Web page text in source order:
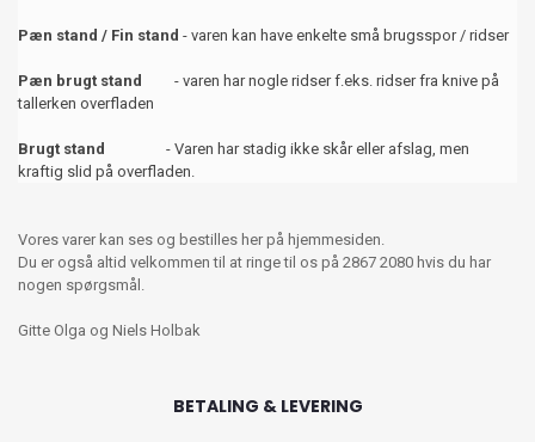
Pæn stand / Fin stand - varen kan have enkelte små brugsspor / ridser
Pæn brugt stand
- varen har nogle ridser f.eks. ridser fra knive på
tallerken overfladen
Brugt stand
- Varen har stadig ikke skår eller afslag, men
kraftig slid på overfladen.
Vores varer kan ses og bestilles her på hjemmesiden.
Du er også altid velkommen til at ringe til os på 2867 2080 hvis du har
nogen spørgsmål.
Gitte Olga og Niels Holbak
BETALING & LEVERING